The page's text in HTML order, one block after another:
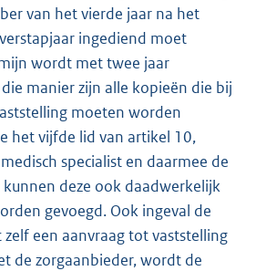
van het vierde jaar na het
ingediend moet
wordt met twee jaar
manier zijn alle kopieën die bij
moeten worden
het vijfde lid van artikel 10,
specialist en daarmee de
deze ook daadwerkelijk
gevoegd. Ook ingeval de
zelf een aanvraag tot vaststelling
de zorgaanbieder, wordt de